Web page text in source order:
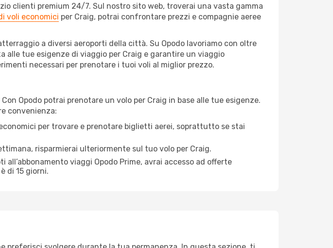
clienti premium 24/7. Sul nostro sito web, troverai una vasta gamma
voli economici per Craig, potrai confrontare prezzi e compagnie aeree
a diversi aeroporti della città. Su Opodo lavoriamo con oltre
alle tue esigenze di viaggio per Craig e garantire un viaggio
necessari per prenotare i tuoi voli al miglior prezzo.
Opodo potrai prenotare un volo per Craig in base alle tue esigenze.
convenienza:
per trovare e prenotare biglietti aerei, soprattutto se stai
risparmierai ulteriormente sul tuo volo per Craig.
all’abbonamento viaggi Opodo Prime, avrai accesso ad offerte
di 15 giorni.